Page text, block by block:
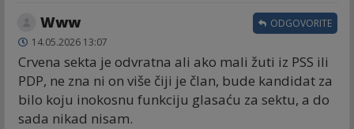
Www
14.05.2026 13:07
Crvena sekta je odvratna ali ako mali žuti iz PSS ili
PDP, ne zna ni on više čiji je član, bude kandidat za
bilo koju inokosnu funkciju glasaću za sektu, a do
sada nikad nisam.
ODGOVORITE